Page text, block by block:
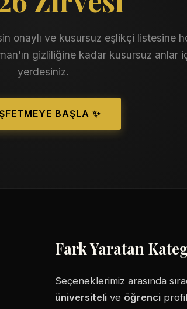
onaylı ve kusursuz eşlikçi listesine
gizliliğine kadar kusursuz anlar
yerdesiniz.
BAŞLA ✨
Fark Yaratan
Seçeneklerimiz arasında
üniversiteli ve öğrenci